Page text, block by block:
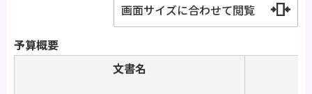
画面サイズに合わせて閲覧
予算概要
文書名